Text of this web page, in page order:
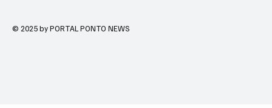
© 2025 by PORTAL PONTO NEWS